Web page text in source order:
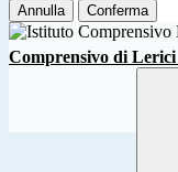
Annulla Conferma
Comprensivo di Lerici